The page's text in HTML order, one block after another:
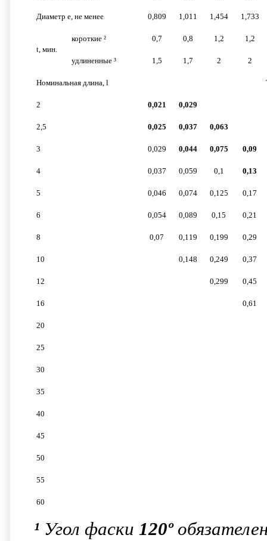
Диаметр e, не менее 0,809 1,011 1,454 1,733
t, мин.
короткие ² 0,7 0,8 1,2 1,2
удлиненные ³ 1,5 1,7 2 2
Номинальная длина, l
2 0,021 0,029
2,5 0,025 0,037 0,063
3 0,029 0,044 0,075 0,09
4 0,037 0,059 0,1 0,13
5 0,046 0,074 0,125 0,17
6 0,054 0,089 0,15 0,21
8 0,07 0,119 0,199 0,29
10 0,148 0,249 0,37
12 0,299 0,45
16 0,61
20
25
30
35
40
45
50
55
60
¹ Угол фаски 120º